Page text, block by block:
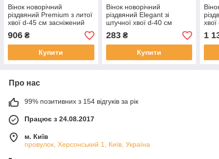
Вінок новорічний
різдвяний Premium з литої
хвої d-45 см засніжений
906 ₴
Купити
Вінок новорічний
різдвяний Elegant зі
штучної хвої d-40 см
283₴
Купити
1
Про нас
99% позитивних з 154 відгуків за рік
Працює з 24.08.2017
м. Київ
провулок, Херсонський 1, Київ, Україна